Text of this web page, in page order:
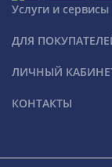
Услуги и сервисы
ДЛЯ
ЛИЧНЫЙ
КОНТАКТЫ